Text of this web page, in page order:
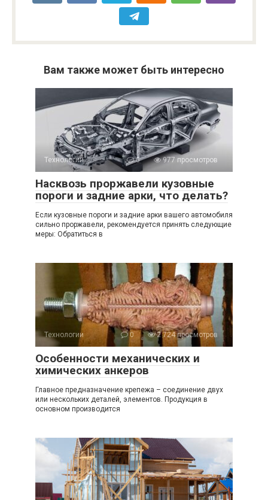
Вам также может быть интересно
Технологии 0 977 просмотров
Насквозь проржавели кузовные
пороги и задние арки, что делать?
Если кузовные пороги и задние арки вашего автомобиля
сильно проржавели, рекомендуется принять следующие
меры: Обратиться в
Технологии 0 2 724 просмотров
Особенности механических и
химических анкеров
Главное предназначение крепежа – соединение двух
или нескольких деталей, элементов. Продукция в
основном производится